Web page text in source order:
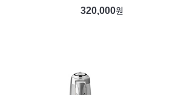
320,000원